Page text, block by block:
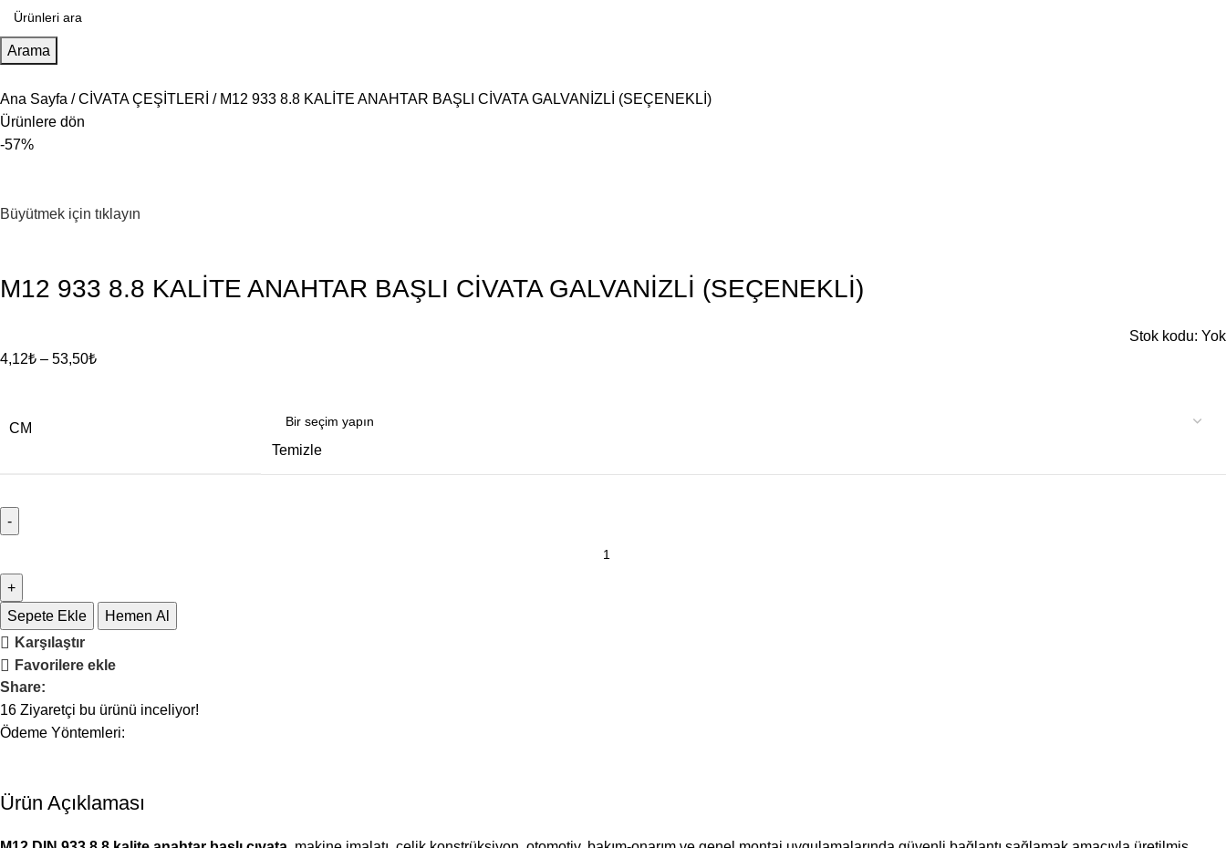
Arama
Ana Sayfa CİVATA ÇEŞİTLERİ
M12 933 8.8 KALİTE ANAHTAR BAŞLI CİVATA GALVANİZLİ (SEÇENEKLİ)
Ürünlere dön
-57%
Büyütmek için tıklayın
M12 933 8.8 KALİTE ANAHTAR BAŞLI CİVATA GALVANİZLİ (SEÇENEKLİ)
Stok kodu: Yok
4,12₺ – 53,50₺
CM
Temizle
Sepete Ekle
Hemen Al
Karşılaştır
Favorilere ekle
Share:
16 Ziyaretçi bu ürünü inceliyor!
Ödeme Yöntemleri:
Ürün Açıklaması